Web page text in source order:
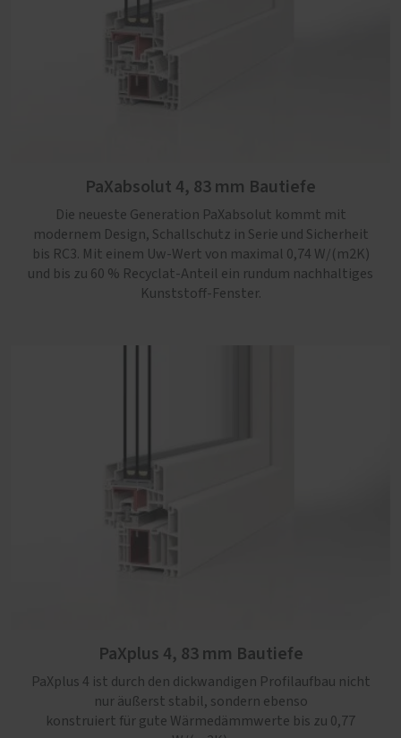
PaXabsolut 4, 83 mm Bautiefe
Die neueste Generation PaXabsolut kommt mit
modernem Design, Schallschutz in Serie und Sicherheit
bis RC3. Mit einem Uw-Wert von maximal 0,74 W/(m2K)
und bis zu 60 % Recyclat-Anteil ein rundum nachhaltiges
Kunststoff-Fenster.
PaXplus 4, 83 mm Bautiefe
PaXplus 4 ist durch den dickwandigen Profilaufbau nicht
nur äußerst stabil, sondern ebenso
konstruiert für gute Wärmedämmwerte bis zu 0,77
bis RC3. Mit einem Uw-Wert von maximal 0,74 W/(m2K)
Kunststoff-Fenster.
bis RC3. Mit einem Uw-Wert von maximal 0,74 W/(m2K),
Anteil ein rundum nachhaltiges Kunststoff-Fenster.